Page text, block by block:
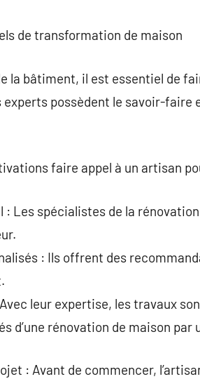
de transformation de maison
la bâtiment, il est essentiel de
experts possèdent le savoir-faire
faire appel à un artisan
: Les spécialistes de la
: Ils offrent des
leur expertise, les travaux
d’une rénovation de maison par
: Avant de commencer,